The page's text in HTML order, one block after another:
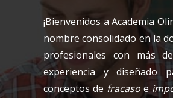
¡Bienvenidos a Academia
nombre consolidado en la
profesionales con más
experiencia y diseñado
conceptos de fracaso e